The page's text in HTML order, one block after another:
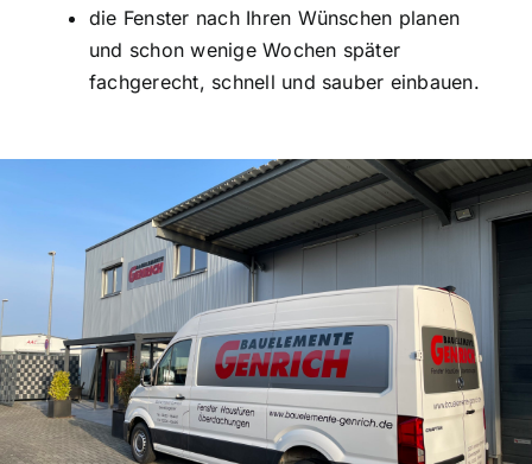
die Fenster nach Ihren Wünschen planen
und schon wenige Wochen später
fachgerecht, schnell und sauber einbauen.